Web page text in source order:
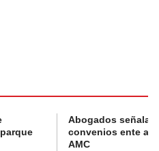
Abogados
convenios ente
AMC